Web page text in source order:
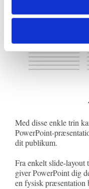
Med disse enkle trin
PowerPoint-
dit publikum.
Fra enkelt slide-layout
giver PowerPoint dig
en fysisk præsentation